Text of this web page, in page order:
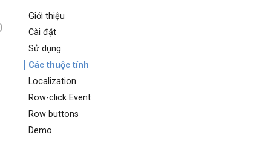
Giới thiệu
Cài đặt
Sử dụng
Các thuộc tính
Localization
Row-click Event
Row buttons
Demo